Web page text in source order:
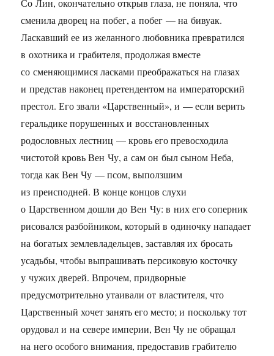
Со Лин, окончательно открыв глаза, не поняла, что
сменила дворец на побег, а побег — на бивуак.
Ласкавший ее из желанного любовника превратился
в охотника и грабителя, продолжая вместе
со сменяющимися ласками преображаться на глазах
и представ наконец претендентом на императорский
престол. Его звали «Царственный», и — если верить
геральдике порушенных и восстановленных
родословных лестниц — кровь его превосходила
чистотой кровь Вен Чу, а сам он был сыном Неба,
тогда как Вен Чу — псом, выползшим
из преисподней. В конце концов слухи
о Царственном дошли до Вен Чу: в них его соперник
рисовался разбойником, который в одиночку нападает
на богатых землевладельцев, заставляя их бросать
усадьбы, чтобы выпрашивать персиковую косточку
у чужих дверей. Впрочем, придворные
предусмотрительно утаивали от властителя, что
Царственный хочет занять его место; и поскольку тот
орудовал и на севере империи, Вен Чу не обращал
на него особого внимания, предоставив грабителю